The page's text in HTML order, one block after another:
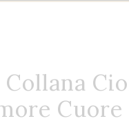
Collana
Cuore